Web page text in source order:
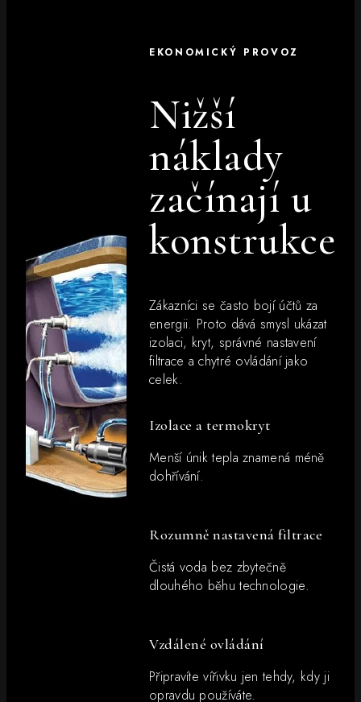
EKONOMICKÝ PROVOZ
Nižší
náklady
začínají u
konstrukce
Zákazníci se často bojí účtů za
energii. Proto dává smysl ukázat
izolaci, kryt, správné nastavení
filtrace a chytré ovládání jako
celek.
Izolace a termokryt
Menší únik tepla znamená méně
dohřívání.
Rozumně nastavená filtrace
Čistá voda bez zbytečně
dlouhého běhu technologie.
Vzdálené ovládání
Připravíte vířivku jen tehdy, kdy ji
opravdu používáte.